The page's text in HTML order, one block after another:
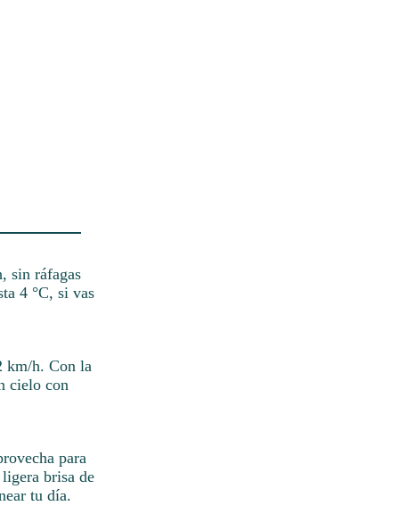
sin ráfagas
4 °C, si vas
km/h. Con la
cielo con
para
brisa de
tu día.